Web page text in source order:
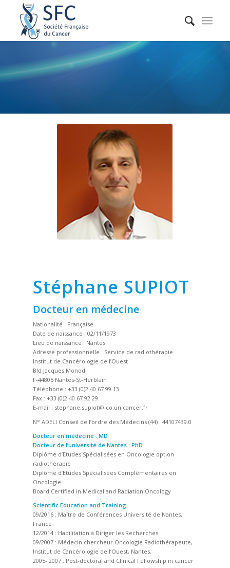
Stéphane SUPIOT
Docteur en médecine
Nationalité : Française
Date de naissance : 02/11/1973
Lieu de naissance : Nantes
Adresse professionnelle : Service de radiothérapie
Institut de Cancérologie de l’Ouest
Bld Jacques Monod
F-44805 Nantes-St-Herblain
Téléphone : +33 (0)2 40 67 99 13
Fax : +33 (0)2 40 67 92 29
E-mail : stephane.supiot@ico.unicancer.fr
N° ADELI Conseil de l’ordre des Médecins (44) : 44107439.0
Docteur en médecine : MD
Docteur de l’université de Nantes : PhD
Diplôme d’Etudes Spécialisées en Oncologie option
radiothérapie
Diplôme d’Etudes Spécialisées Complémentaires en
Oncologie
Board Certified in Medical and Radiation Oncology
Scientific Education and Training
09/2016 : Maître de Conférences Université de Nantes,
France
12/2014 : Habilitation à Diriger les Recherches
09/2007 : Médecin chercheur Oncologie Radiothérapeute,
Institut de Cancérologie de l’Ouest, Nantes,
2005- 2007 : Post-doctoral and Clinical Fellowship in cancer